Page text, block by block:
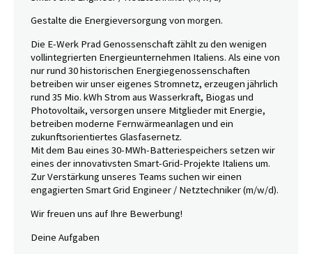
Gestalte die Energieversorgung von morgen.
Die E-Werk Prad Genossenschaft zählt zu den wenigen
vollintegrierten Energieunternehmen Italiens. Als eine von
nur rund 30 historischen Energiegenossenschaften
betreiben wir unser eigenes Stromnetz, erzeugen jährlich
rund 35 Mio. kWh Strom aus Wasserkraft, Biogas und
Photovoltaik, versorgen unsere Mitglieder mit Energie,
betreiben moderne Fernwärmeanlagen und ein
zukunftsorientiertes Glasfasernetz.
Mit dem Bau eines 30-MWh-Batteriespeichers setzen wir
eines der innovativsten Smart-Grid-Projekte Italiens um.
Zur Verstärkung unseres Teams suchen wir einen
engagierten Smart Grid Engineer / Netztechniker (m/w/d).
Wir freuen uns auf Ihre Bewerbung!
Deine Aufgaben